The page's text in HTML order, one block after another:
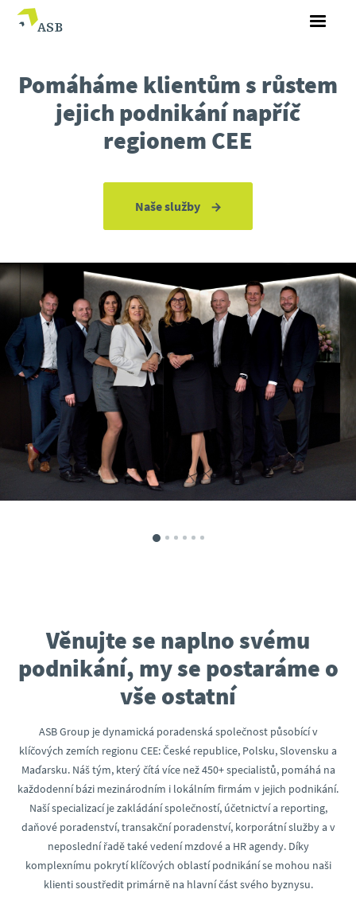
Pomáháme klientům s růstem
jejich podnikánínapříč
regionem CEE
Naše služby
Věnujte se naplno svému
podnikání, my se postaráme o
vše ostatní
ASB Group je dynamická poradenská společnost působící v
klíčových zemích regionu CEE: České republice, Polsku, Slovensku a
Maďarsku. Náš tým, který čítá více než 450+ specialistů, pomáhá na
každodenní bázi mezinárodním i lokálním firmám v jejich podnikání.
Naší specializací je zakládání společností, účetnictví a reporting,
daňové poradenství, transakční poradenství, korporátní služby a v
neposlední řadě také vedení mzdové a HR agendy. Díky
komplexnímu pokrytí klíčových oblastí podnikání se mohou naši
klienti soustředit primárně na hlavní část svého byznysu.